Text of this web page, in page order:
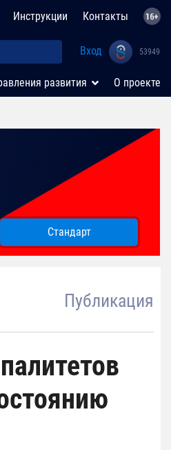
Инструкции Контакты
Вход 53949
развития О проекте
Стандарт
Публикация